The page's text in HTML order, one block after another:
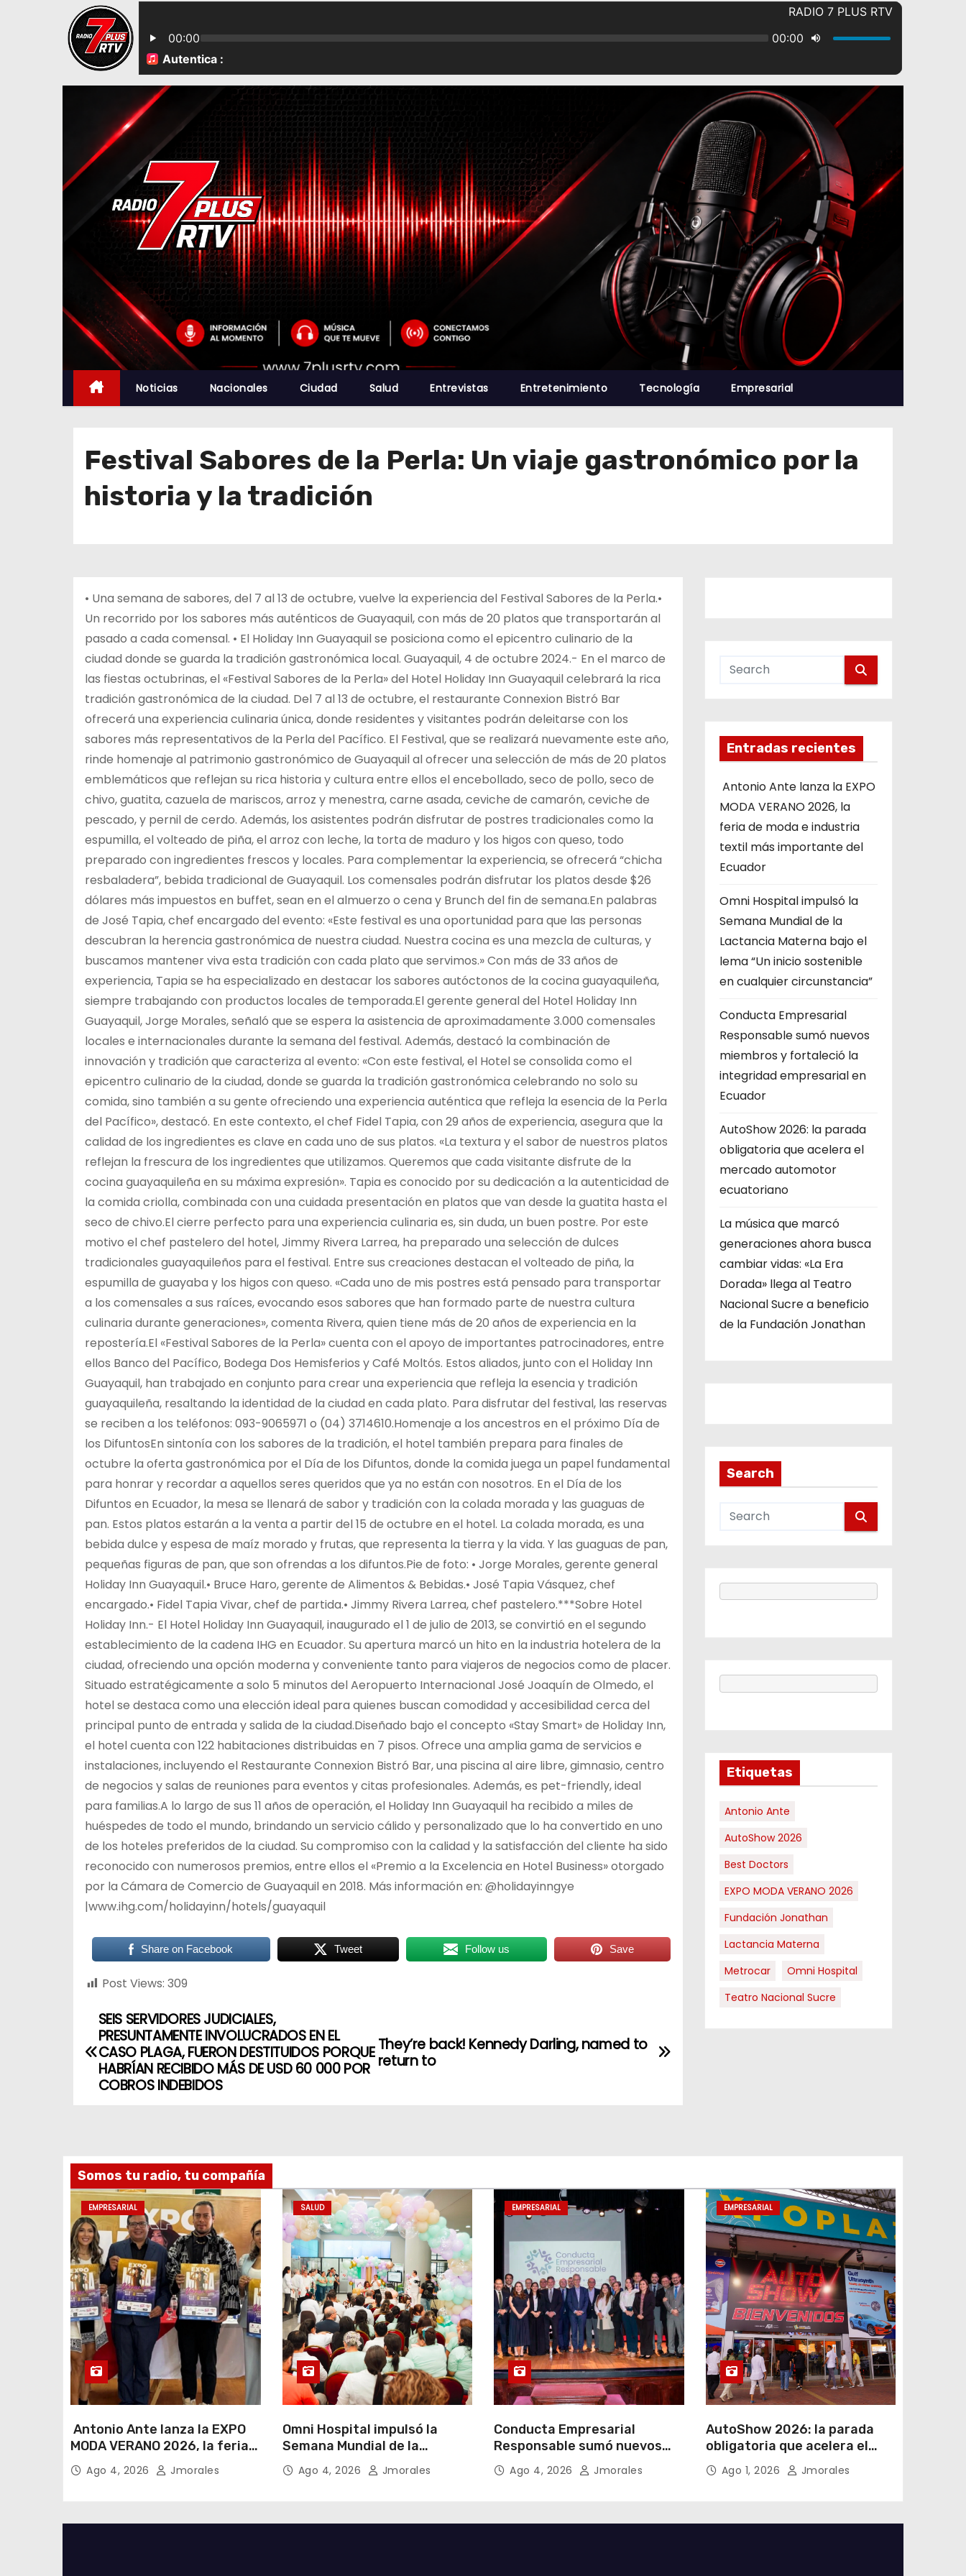
Noticias Nacionales Ciudad Salud Entrevistas Entretenimiento Tecnología Empresarial
Festival Sabores de la Perla: Un viaje gastronómico por la
historia y la tradición
• Una semana de sabores, del 7 al 13 de octubre, vuelve la experiencia del Festival Sabores de la Perla.•
Un recorrido por los sabores más auténticos de Guayaquil, con más de 20 platos que transportarán al
pasado a cada comensal. • El Holiday Inn Guayaquil se posiciona como el epicentro culinario de la
ciudad donde se guarda la tradición gastronómica local. Guayaquil, 4 de octubre 2024.- En el marco de
las fiestas octubrinas, el «Festival Sabores de la Perla» del Hotel Holiday Inn Guayaquil celebrará la rica
tradición gastronómica de la ciudad. Del 7 al 13 de octubre, el restaurante Connexion Bistró Bar
ofrecerá una experiencia culinaria única, donde residentes y visitantes podrán deleitarse con los
sabores más representativos de la Perla del Pacífico. El Festival, que se realizará nuevamente este año,
rinde homenaje al patrimonio gastronómico de Guayaquil al ofrecer una selección de más de 20 platos
emblemáticos que reflejan su rica historia y cultura entre ellos el encebollado, seco de pollo, seco de
chivo, guatita, cazuela de mariscos, arroz y menestra, carne asada, ceviche de camarón, ceviche de
pescado, y pernil de cerdo. Además, los asistentes podrán disfrutar de postres tradicionales como la
espumilla, el volteado de piña, el arroz con leche, la torta de maduro y los higos con queso, todo
preparado con ingredientes frescos y locales. Para complementar la experiencia, se ofrecerá “chicha
resbaladera”, bebida tradicional de Guayaquil. Los comensales podrán disfrutar los platos desde $26
dólares más impuestos en buffet, sean en el almuerzo o cena y Brunch del fin de semana.En palabras
de José Tapia, chef encargado del evento: «Este festival es una oportunidad para que las personas
descubran la herencia gastronómica de nuestra ciudad. Nuestra cocina es una mezcla de culturas, y
buscamos mantener viva esta tradición con cada plato que servimos.» Con más de 33 años de
experiencia, Tapia se ha especializado en destacar los sabores autóctonos de la cocina guayaquileña,
siempre trabajando con productos locales de temporada.El gerente general del Hotel Holiday Inn
Guayaquil, Jorge Morales, señaló que se espera la asistencia de aproximadamente 3.000 comensales
locales e internacionales durante la semana del festival. Además, destacó la combinación de
innovación y tradición que caracteriza al evento: «Con este festival, el Hotel se consolida como el
epicentro culinario de la ciudad, donde se guarda la tradición gastronómica celebrando no solo su
comida, sino también a su gente ofreciendo una experiencia auténtica que refleja la esencia de la Perla
del Pacífico», destacó. En este contexto, el chef Fidel Tapia, con 29 años de experiencia, asegura que la
calidad de los ingredientes es clave en cada uno de sus platos. «La textura y el sabor de nuestros platos
reflejan la frescura de los ingredientes que utilizamos. Queremos que cada visitante disfrute de la
cocina guayaquileña en su máxima expresión». Tapia es conocido por su dedicación a la autenticidad de
la comida criolla, combinada con una cuidada presentación en platos que van desde la guatita hasta el
seco de chivo.El cierre perfecto para una experiencia culinaria es, sin duda, un buen postre. Por este
motivo el chef pastelero del hotel, Jimmy Rivera Larrea, ha preparado una selección de dulces
tradicionales guayaquileños para el festival. Entre sus creaciones destacan el volteado de piña, la
espumilla de guayaba y los higos con queso. «Cada uno de mis postres está pensado para transportar
a los comensales a sus raíces, evocando esos sabores que han formado parte de nuestra cultura
culinaria durante generaciones», comenta Rivera, quien tiene más de 20 años de experiencia en la
repostería.El «Festival Sabores de la Perla» cuenta con el apoyo de importantes patrocinadores, entre
ellos Banco del Pacífico, Bodega Dos Hemisferios y Café Moltós. Estos aliados, junto con el Holiday Inn
Guayaquil, han trabajado en conjunto para crear una experiencia que refleja la esencia y tradición
guayaquileña, resaltando la identidad de la ciudad en cada plato. Para disfrutar del festival, las reservas
se reciben a los teléfonos: 093-9065971 o (04) 3714610.Homenaje a los ancestros en el próximo Día de
los DifuntosEn sintonía con los sabores de la tradición, el hotel también prepara para finales de
octubre la oferta gastronómica por el Día de los Difuntos, donde la comida juega un papel fundamental
para honrar y recordar a aquellos seres queridos que ya no están con nosotros. En el Día de los
Difuntos en Ecuador, la mesa se llenará de sabor y tradición con la colada morada y las guaguas de
pan. Estos platos estarán a la venta a partir del 15 de octubre en el hotel. La colada morada, es una
bebida dulce y espesa de maíz morado y frutas, que representa la tierra y la vida. Y las guaguas de pan,
pequeñas figuras de pan, que son ofrendas a los difuntos.Pie de foto: • Jorge Morales, gerente general
Holiday Inn Guayaquil.• Bruce Haro, gerente de Alimentos & Bebidas.• José Tapia Vásquez, chef
encargado.• Fidel Tapia Vivar, chef de partida.• Jimmy Rivera Larrea, chef pastelero.***Sobre Hotel
Holiday Inn.- El Hotel Holiday Inn Guayaquil, inaugurado el 1 de julio de 2013, se convirtió en el segundo
establecimiento de la cadena IHG en Ecuador. Su apertura marcó un hito en la industria hotelera de la
ciudad, ofreciendo una opción moderna y conveniente tanto para viajeros de negocios como de placer.
Situado estratégicamente a solo 5 minutos del Aeropuerto Internacional José Joaquín de Olmedo, el
hotel se destaca como una elección ideal para quienes buscan comodidad y accesibilidad cerca del
principal punto de entrada y salida de la ciudad.Diseñado bajo el concepto «Stay Smart» de Holiday Inn,
el hotel cuenta con 122 habitaciones distribuidas en 7 pisos. Ofrece una amplia gama de servicios e
instalaciones, incluyendo el Restaurante Connexion Bistró Bar, una piscina al aire libre, gimnasio, centro
de negocios y salas de reuniones para eventos y citas profesionales. Además, es pet-friendly, ideal
para familias.A lo largo de sus 11 años de operación, el Holiday Inn Guayaquil ha recibido a miles de
huéspedes de todo el mundo, brindando un servicio cálido y personalizado que lo ha convertido en uno
de los hoteles preferidos de la ciudad. Su compromiso con la calidad y la satisfacción del cliente ha sido
reconocido con numerosos premios, entre ellos el «Premio a la Excelencia en Hotel Business» otorgado
por la Cámara de Comercio de Guayaquil en 2018. Más información en: @holidayinngye
|www.ihg.com/holidayinn/hotels/guayaquil
Share on Facebook Tweet Follow us Save
Post Views: 309
They’re back! Kennedy Darling, named to
return to
SEIS SERVIDORES JUDICIALES,
PRESUNTAMENTE INVOLUCRADOS EN EL
CASO PLAGA, FUERON DESTITUIDOS PORQUE
HABRÍAN RECIBIDO MÁS DE USD 60 000 POR
COBROS INDEBIDOS
Entradas recientes
Antonio Ante lanza la EXPO
MODA VERANO 2026, la
feria de moda e industria
textil más importante del
Ecuador
Omni Hospital impulsó la
Semana Mundial de la
Lactancia Materna bajo el
lema “Un inicio sostenible
en cualquier circunstancia”
Conducta Empresarial
Responsable sumó nuevos
miembros y fortaleció la
integridad empresarial en
Ecuador
AutoShow 2026: la parada
obligatoria que acelera el
mercado automotor
ecuatoriano
La música que marcó
generaciones ahora busca
cambiar vidas: «La Era
Dorada» llega al Teatro
Nacional Sucre a beneficio
de la Fundación Jonathan
Search
Etiquetas
Antonio Ante
AutoShow 2026
Best Doctors
EXPO MODA VERANO 2026
Fundación Jonathan
Lactancia Materna
Metrocar
Omni Hospital
Teatro Nacional Sucre
Somos tu radio, tu compañía
EMPRESARIAL
Antonio Ante lanza la EXPO
MODA VERANO 2026, la feria
de moda e industria textil
más importante del Ecuador
Ago 4, 2026 Jmorales
SALUD
Omni Hospital impulsó la
Semana Mundial de la
Lactancia Materna bajo el
lema “Un inicio sostenible en
Ago 4, 2026 Jmorales
EMPRESARIAL
Conducta Empresarial
Responsable sumó nuevos
miembros y fortaleció la
integridad empresarial en
Ago 4, 2026 Jmorales
EMPRESARIAL
AutoShow 2026: la parada
obligatoria que acelera el
mercado automotor
ecuatoriano
Ago 1, 2026 Jmorales